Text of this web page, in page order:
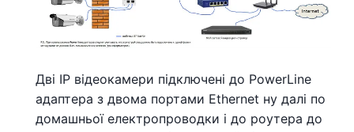
Дві IP відеокамери підключені до PowerLine
адаптера з двома портами Ethernet ну далі по
домашньої електропроводки і до роутера до